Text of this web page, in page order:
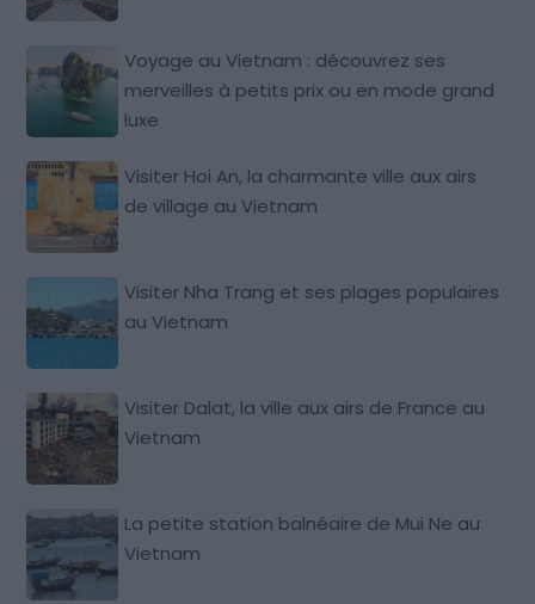
Voyage au Vietnam : découvrez ses
merveilles à petits prix ou en mode grand
luxe
Visiter Hoi An, la charmante ville aux airs
de village au Vietnam
Visiter Nha Trang et ses plages populaires
au Vietnam
Visiter Dalat, la ville aux airs de France au
Vietnam
La petite station balnéaire de Mui Ne au
Vietnam